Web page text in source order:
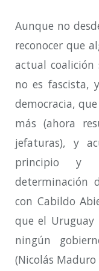
Aunque no
reconocer que
actual coalición
no es fascista,
democracia,
más (ahora
jefaturas), y
principio y
determinación
con Cabildo
que el
ningún
(Nicolás